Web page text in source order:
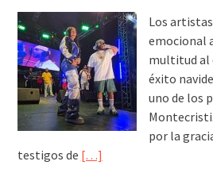
Los
emocional
multitud al
éxito
uno de los
por la
testigos de […]